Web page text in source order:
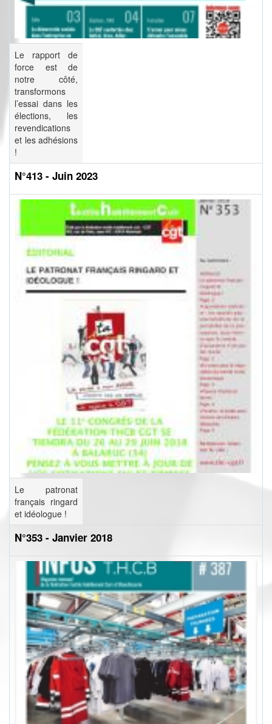
Le rapport de
force est de
notre côté,
transformons
l’essai dans les
élections, les
revendications
et les adhésions
!
N°413 - Juin 2023
Le patronat
français ringard
et idéologue !
N°353 - Janvier 2018